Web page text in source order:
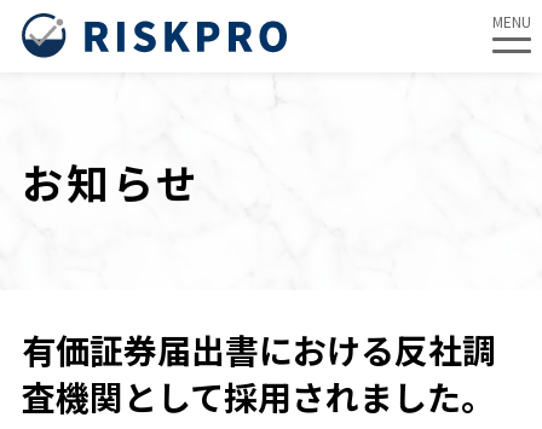
MENU
お知らせ
有価証券届出書における反社調
査機関として採用されました。